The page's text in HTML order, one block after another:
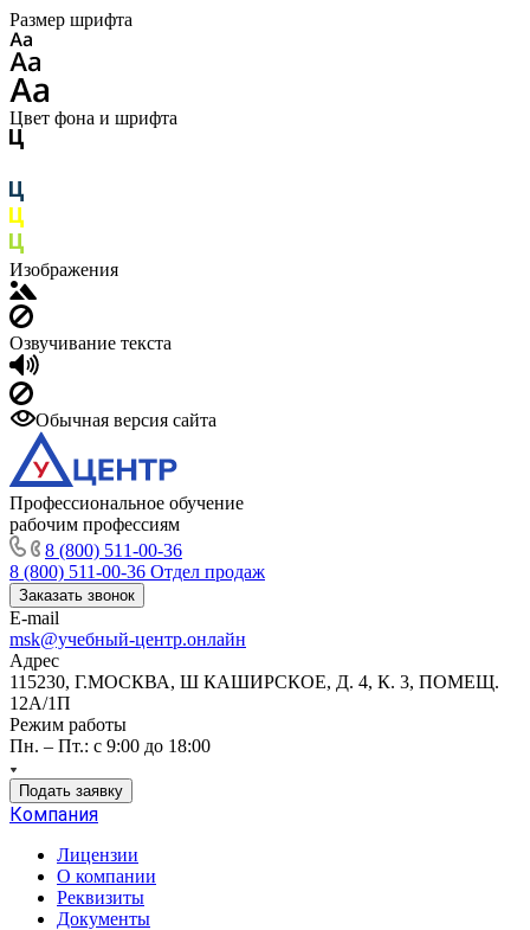
Размер шрифта
Цвет фона и шрифта
Изображения
Озвучивание текста
Обычная версия сайта
Профессиональное обучение
рабочим профессиям
8 (800) 511-00-36
8 (800) 511-00-36 Отдел продаж
Заказать звонок
E-mail
msk@учебный-центр.онлайн
Адрес
115230, Г.МОСКВА, Ш КАШИРСКОЕ, Д. 4, К. 3, ПОМЕЩ.
12А/1П
Режим работы
Пн. – Пт.: с 9:00 до 18:00
Подать заявку
Компания
Лицензии
О компании
Реквизиты
Документы